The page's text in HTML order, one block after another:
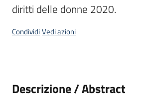
Metadati
su
diritti delle donne 2020.
CondividiVedi azioni
Descrizione / Abstract